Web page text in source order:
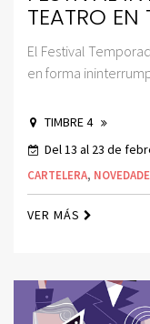
TEATRO EN
El Festival
en forma
TIMBRE 4
Del 13 al 23 de
CARTELERA,
VER MÁS